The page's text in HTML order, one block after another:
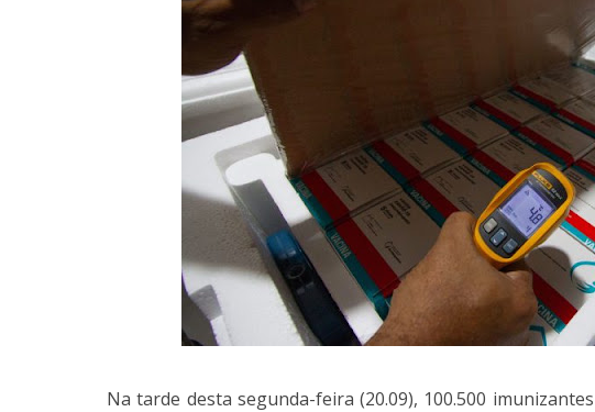
Na tarde desta segunda-feira (20.09), 100.500